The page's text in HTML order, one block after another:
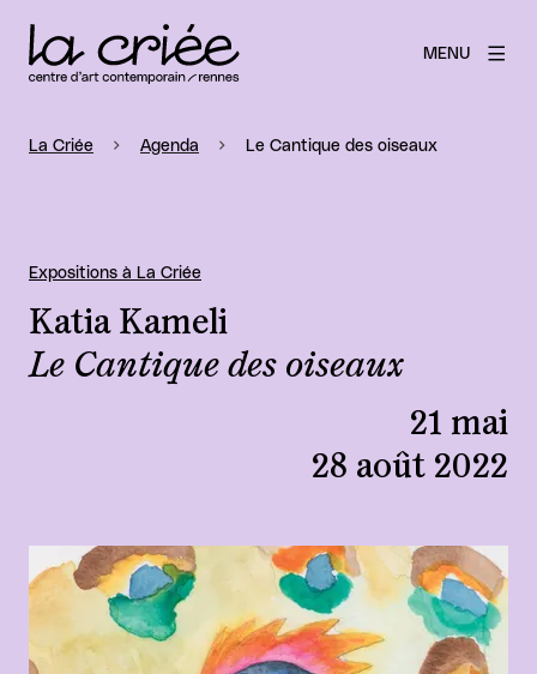
MENU
La Criée Agenda Le Cantique des oiseaux
Le Cantique des oiseaux
Katia Kameli
21 mai
28 août 2022
Expositions à La Criée
Agrandir